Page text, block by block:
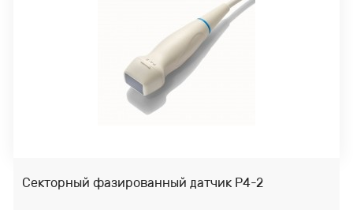
Секторный фазированный датчик P4-2